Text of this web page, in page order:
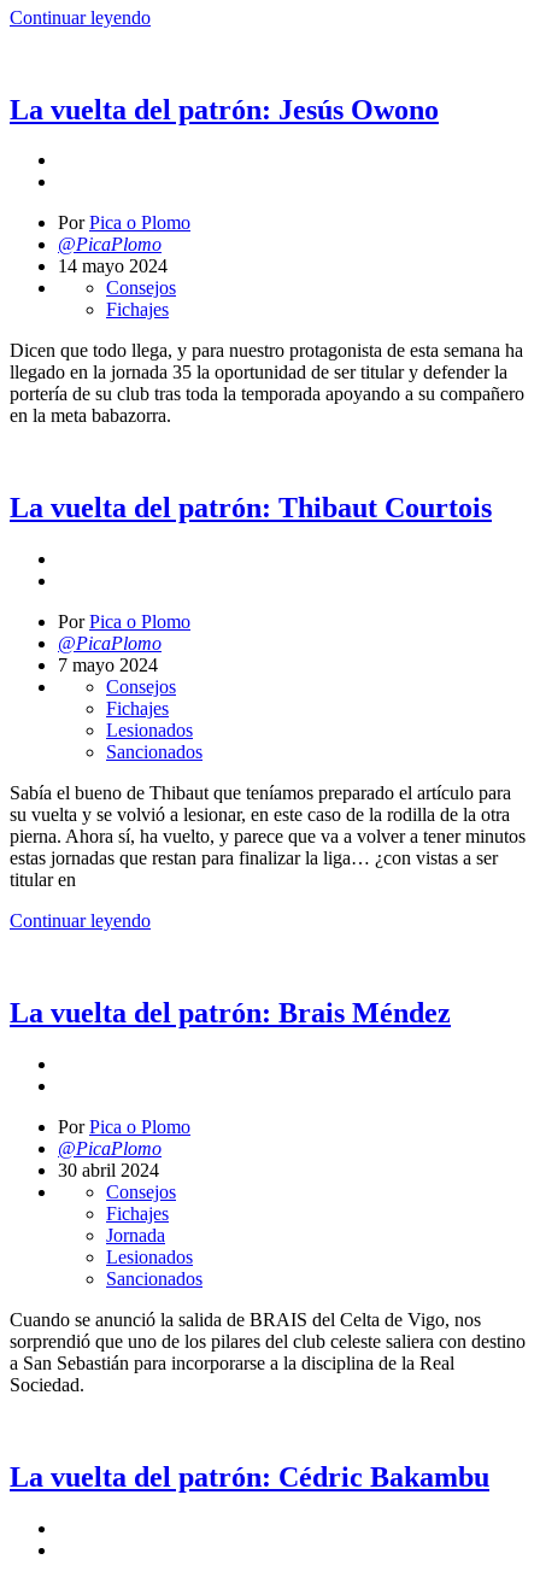
Continuar leyendo
La vuelta del patrón: Jesús Owono
PorPica o Plomo
@PicaPlomo
14 mayo 2024
Consejos
Fichajes
Dicen que todo llega, y para nuestro protagonista de esta semana ha
llegado en la jornada 35 la oportunidad de ser titular y defender la
portería de su club tras toda la temporada apoyando a su compañero
en la meta babazorra.
La vuelta del patrón: Thibaut Courtois
PorPica o Plomo
@PicaPlomo
7 mayo 2024
Consejos
Fichajes
Lesionados
Sancionados
Sabía el bueno de Thibaut que teníamos preparado el artículo para
su vuelta y se volvió a lesionar, en este caso de la rodilla de la otra
pierna. Ahora sí, ha vuelto, y parece que va a volver a tener minutos
estas jornadas que restan para finalizar la liga… ¿con vistas a ser
titular en
Continuar leyendo
La vuelta del patrón: Brais Méndez
PorPica o Plomo
@PicaPlomo
30 abril 2024
Consejos
Fichajes
Jornada
Lesionados
Sancionados
Cuando se anunció la salida de BRAIS del Celta de Vigo, nos
sorprendió que uno de los pilares del club celeste saliera con destino
a San Sebastián para incorporarse a la disciplina de la Real
Sociedad.
La vuelta del patrón: Cédric Bakambu